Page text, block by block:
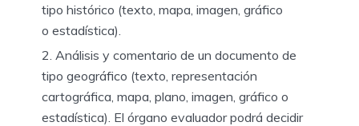
tipo histórico (texto, mapa, imagen, gráfico
o estadística).
Análisis y comentario de un documento de
tipo geográfico (texto, representación
cartográfica, mapa, plano, imagen, gráfico o
estadística). El órgano evaluador podrá decidir